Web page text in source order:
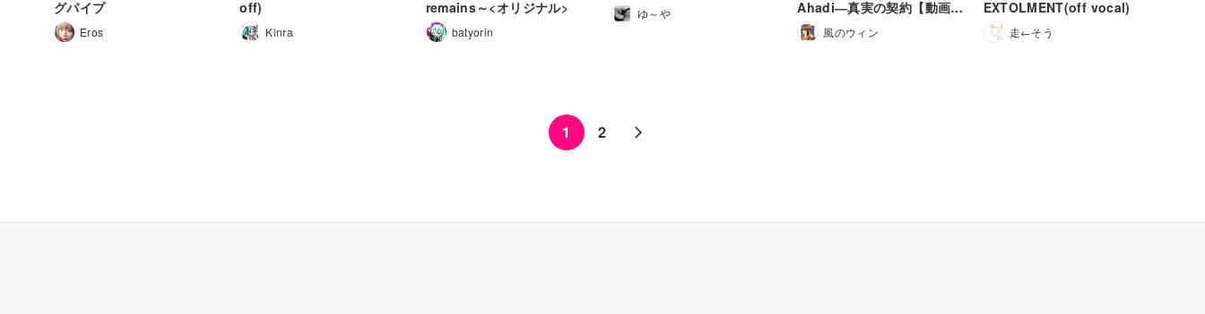
グパイプ
Eros
off)
Kinra
remains～<オリジナル>
batyorin
ゆ～や
Ahadi―真実の契約【動画同
時投稿】風のウィン
EXTOLMENT(off vocal)
走←そう
1 2